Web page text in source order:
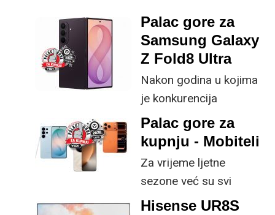
Palac gore za
Samsung Galaxy
Z Fold8 Ultra
Nakon godina u kojima
je konkurencija
neprestano kucala na
vrata s tanjim profilima i
većim baterijama,
Samsung je s osmom
generacijom preklopnih
uređaja odlučio
Palac gore za
kupnju - Mobiteli
Za vrijeme ljetne
sezone već su svi
mobiteli aktualne
Hisense UR8S